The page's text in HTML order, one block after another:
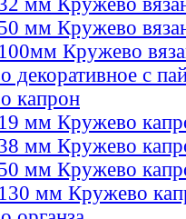
мм Кружево
Кружево
декоративное с
капрон
мм Кружево
мм Кружево
мм Кружево
мм Кружево